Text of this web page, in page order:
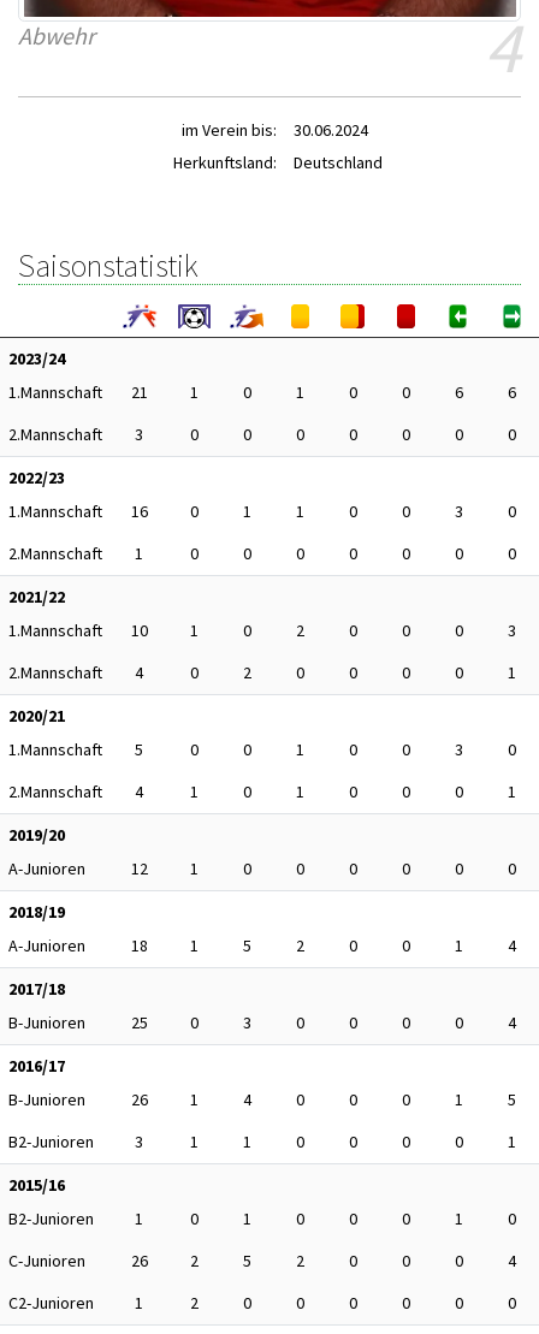
4
Abwehr
im Verein bis:
30.06.2024
Herkunftsland:
Deutschland
Saisonstatistik
2023/24
1.Mannschaft
21 1 0 1 0 0 6
6
2.Mannschaft
3 0 0 0 0 0 0
0
2022/23
1.Mannschaft
16 0 1 1 0 0 3
0
2.Mannschaft
1 0 0 0 0 0 0
0
2021/22
1.Mannschaft
10 1 0 2 0 0 0
3
2.Mannschaft
4 0 2 0 0 0 0
1
2020/21
1.Mannschaft
5 0 0 1 0 0 3
0
2.Mannschaft
4 1 0 1 0 0 0
1
2019/20
A-Junioren
12 1 0 0 0 0 0
0
2018/19
A-Junioren
18 1 5 2 0 0 1
4
2017/18
B-Junioren
25 0 3 0 0 0 0
4
2016/17
B-Junioren
26 1 4 0 0 0 1
5
B2-Junioren
3 1 1 0 0 0 0
1
2015/16
B2-Junioren
1 0 1 0 0 0 1
0
C-Junioren
26 2 5 2 0 0 0
4
C2-Junioren
1 2 0 0 0 0 0
0